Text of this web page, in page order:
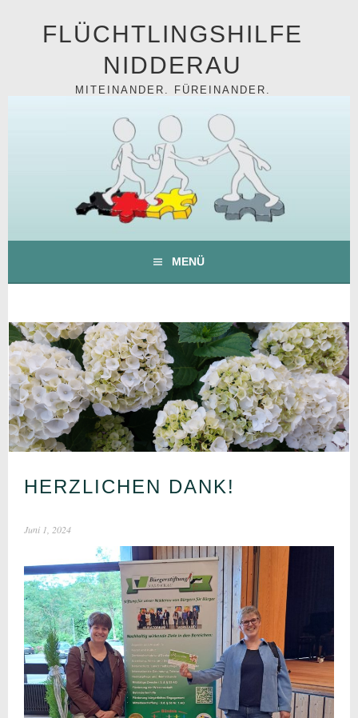
FLÜCHTLINGSHILFE
NIDDERAU
MITEINANDER. FÜREINANDER.
MENÜ
HERZLICHEN DANK!
Juni 1, 2024